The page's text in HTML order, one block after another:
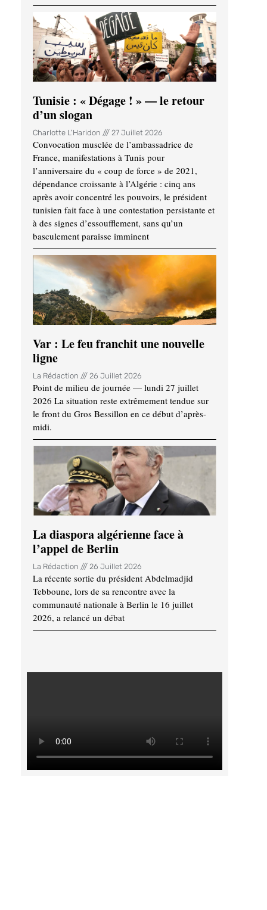
Tunisie : « Dégage ! » — le retour
d’un slogan
Charlotte L'Haridon 27 Juillet 2026
Convocation musclée de l’ambassadrice de
France, manifestations à Tunis pour
l’anniversaire du « coup de force » de 2021,
dépendance croissante à l’Algérie : cinq ans
après avoir concentré les pouvoirs, le président
tunisien fait face à une contestation persistante et
à des signes d’essoufflement, sans qu’un
basculement paraisse imminent
Var : Le feu franchit une nouvelle
ligne
La Rédaction 26 Juillet 2026
Point de milieu de journée — lundi 27 juillet
2026 La situation reste extrêmement tendue sur
le front du Gros Bessillon en ce début d’après-
midi.
La diaspora algérienne face à
l’appel de Berlin
La Rédaction 26 Juillet 2026
La récente sortie du président Abdelmadjid
Tebboune, lors de sa rencontre avec la
communauté nationale à Berlin le 16 juillet
2026, a relancé un débat